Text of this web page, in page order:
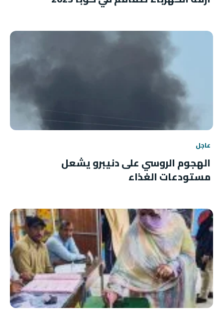
عاجل
الهجوم الروسي على دنيبرو يشعل
مستودعات الغذاء